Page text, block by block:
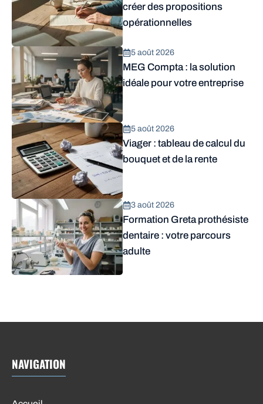
créer des propositions
opérationnelles
5 août 2026
MEG Compta : la solution
idéale pour votre entreprise
5 août 2026
Viager : tableau de calcul du
bouquet et de la rente
3 août 2026
Formation Greta prothésiste
dentaire : votre parcours
adulte
NAVIGATION